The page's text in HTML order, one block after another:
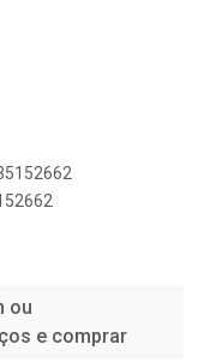
ou
e comprar